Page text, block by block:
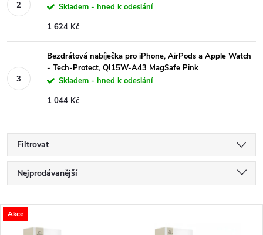
Skladem - hned k odeslání
1 624 Kč
Bezdrátová nabíječka pro iPhone, AirPods a Apple Watch
- Tech-Protect, QI15W-A43 MagSafe Pink
Skladem - hned k odeslání
1 044 Kč
Filtrovat
Ř
a
Nejprodávanější
Nejdražší
V
Akce